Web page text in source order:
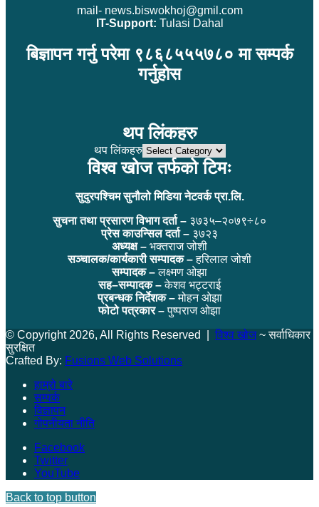
mail- news.biswokhoj@gmil.com
IT-Support: Tulasi Dahal
बिज्ञापन गर्नु परेमा ९८६८५५५७८० मा सम्पर्क
गर्नुहोस
थप लिंकहरु
थप लिंकहरु
विश्व खोज तर्फको टिमः
सुदुरपश्चिम सुनौलो मिडिया नेटवर्क प्रा.लि.
सुचना तथा प्रसारण विभाग दर्ता – ३७३५–२०७९÷८०
प्रेस काउन्सिल दर्ता – ३७२३
अध्यक्ष – भक्तराज जोशी
सञ्चालक/कार्यकारी सम्पादक –हरिलाल जोशी
सम्पादक –लक्ष्मण ओझा
सह–सम्पादक –केशव भट्टराई
प्रबन्धक निर्देशक –मोहन ओझा
फोटो पत्रकार –पुष्पराज ओझा
© Copyright 2026, All Rights Reserved | विश्व खोज~ सर्वाधिकार
सुरक्षित
Crafted By: Fusions Web Solutions
हाम्रो बारे
सम्पर्क
विज्ञापन
गोपनीयता नीति
Facebook
Twitter
YouTube
Back to top button